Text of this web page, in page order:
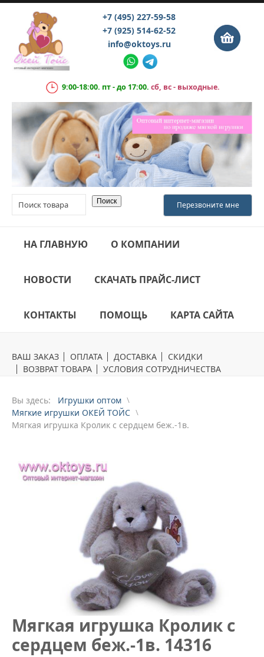
+7 (495) 227-59-58
+7 (925) 514-62-52
info@oktoys.ru
9:00-18:00. пт - до 17:00. сб, вс - выходные.
НА ГЛАВНУЮ О КОМПАНИИ
НОВОСТИ СКАЧАТЬ ПРАЙС-ЛИСТ
КОНТАКТЫ ПОМОЩЬ КАРТА САЙТА
ВАШ ЗАКАЗ ОПЛАТА ДОСТАВКА
СКИДКИ
ВОЗВРАТ ТОВАРА
УСЛОВИЯ СОТРУДНИЧЕСТВА
Вы здесь:
Игрушки оптом
Мягкие игрушки ОКЕЙ ТОЙС
Mягкая игрушка Кролик с сердцем беж.-1в.
Mягкая игрушка Кролик с
сердцем беж.-1в. 14316